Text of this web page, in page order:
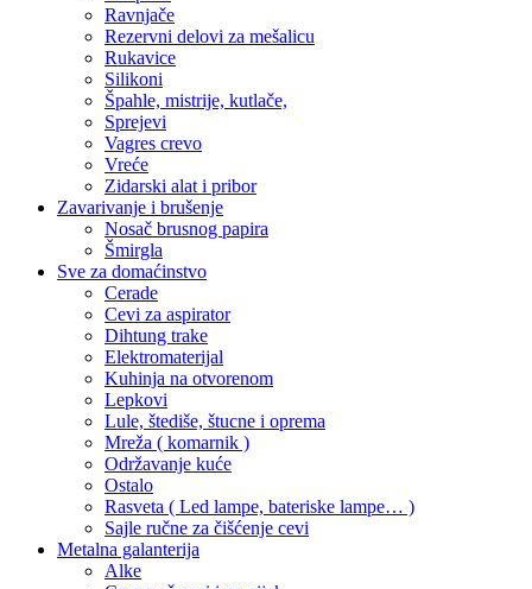
Ravnjače
Rezervni delovi za mešalicu
Rukavice
Silikoni
Špahle, mistrije, kutlače,
Sprejevi
Vagres crevo
Vreće
Zidarski alat i pribor
Zavarivanje i brušenje
Nosač brusnog papira
Šmirgla
Sve za domaćinstvo
Cerade
Cevi za aspirator
Dihtung trake
Elektromaterijal
Kuhinja na otvorenom
Lepkovi
Lule, štediše, štucne i oprema
Mreža ( komarnik )
Održavanje kuće
Ostalo
Rasveta ( Led lampe, bateriske lampe… )
Sajle ručne za čišćenje cevi
Metalna galanterija
Alke